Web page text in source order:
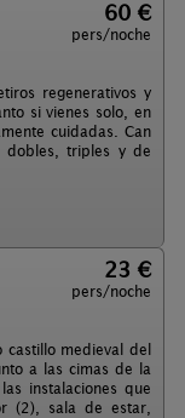
60 €
pers/noche
regenerativos y
si vienes solo, en
cuidadas. Can
dobles, triples y de
23 €
pers/noche
castillo medieval del
a las cimas de la
instalaciones que
(2), sala de estar,